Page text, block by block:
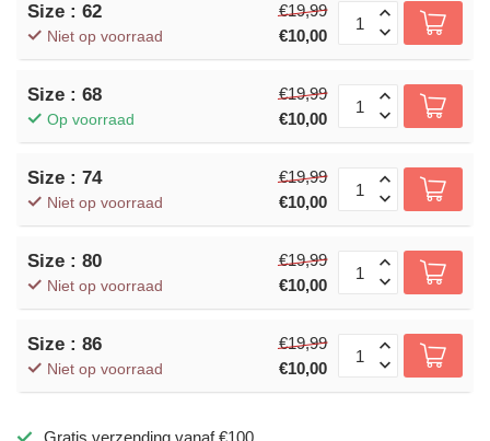
Size : 62
Niet op voorraad
€19,99
€10,00
Size : 68
Op voorraad
€19,99
€10,00
Size : 74
Niet op voorraad
€19,99
€10,00
Size : 80
Niet op voorraad
€19,99
€10,00
Size : 86
Niet op voorraad
€19,99
€10,00
Gratis verzending vanaf €100